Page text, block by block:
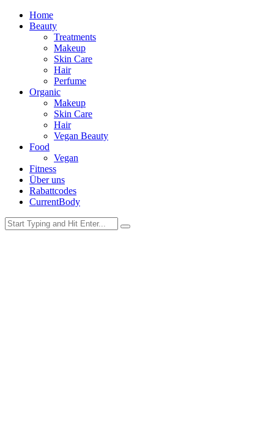
Home
Beauty
Treatments
Makeup
Skin Care
Hair
Perfume
Organic
Makeup
Skin Care
Hair
Vegan Beauty
Food
Vegan
Fitness
Über uns
Rabattcodes
CurrentBody